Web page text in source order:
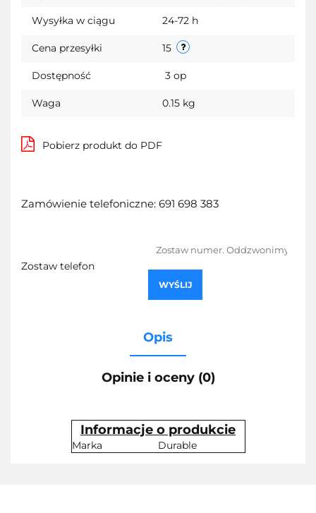
Wysyłka w ciągu 24-72 h
Cena przesyłki 15
Dostępność 3 op
Waga 0.15 kg
Pobierz produkt do PDF
Zamówienie telefoniczne: 691 698 383
Zostaw telefon
WYŚLIJ
Opis
Opinie i oceny (0)
Informacje o produkcie
Marka Durable